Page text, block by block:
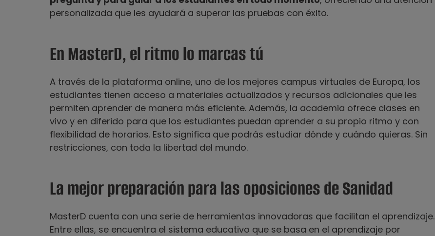
personalizada que les ayudará a superar las pruebas con éxito.
En MasterD, el ritmo lo marcas tú
A través de la plataforma online, uno de los mejores campus virtuales de Europa, los
estudiantes tienen acceso a materiales actualizados y recursos adicionales que les
permiten aprender de manera más eficiente. Además, la academia ofrece clases en
vivo y en diferido para que los estudiantes puedan aprender a su propio ritmo y con
flexibilidad de horarios. Esto significa que podrás estudiar dónde y cuándo quieras. Sin
restricciones, con toda la libertad del mundo.
La mejor preparación para las oposiciones de Sanidad
MasterD cuenta con una serie de herramientas innovadoras que facilitan el aprendizaje.
Entre ellas, se encuentra el sistema educativo que se basa en el aprendizaje por